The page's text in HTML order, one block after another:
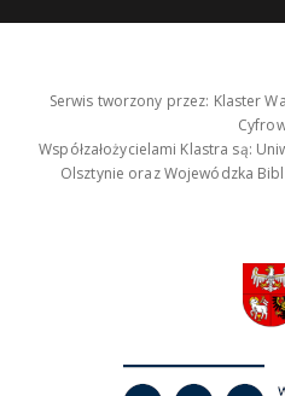
Serwis tworzony przez: Klaster
Współzałożycielami Klastra są:
Olsztynie oraz Wojewódzka